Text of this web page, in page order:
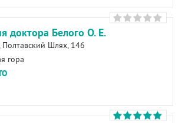
доктора Белого О. Е.
Полтавский Шлях, 146
гора